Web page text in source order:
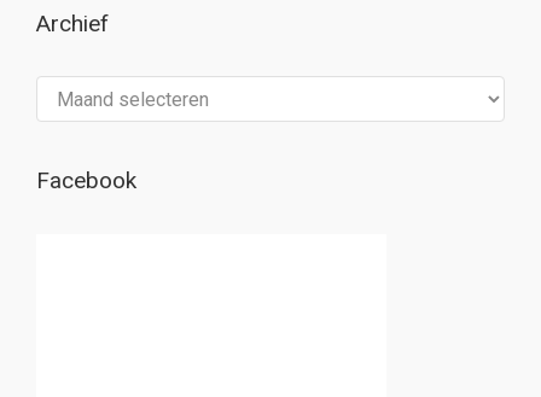
Archief
Facebook